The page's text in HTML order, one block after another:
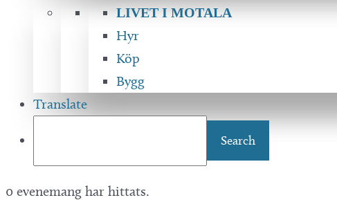
LIVET I MOTALA
Hyr
Köp
Bygg
Translate
0 evenemang har hittats.